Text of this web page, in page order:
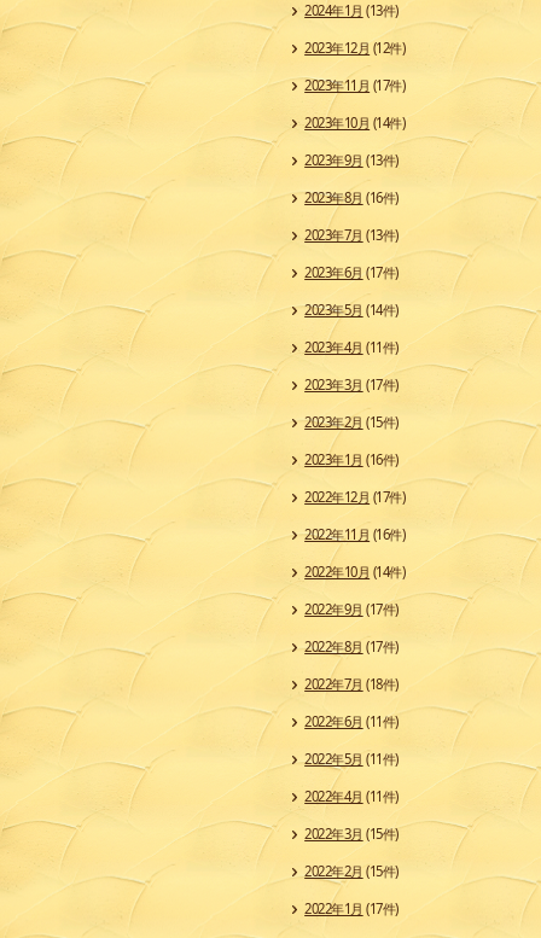
2024年1月 (13件)
2023年12月(12件)
2023年11月 (17件)
2023年10月 (14件)
2023年9月(13件)
2023年8月 (16件)
2023年7月 (13件)
2023年6月 (17件)
2023年5月 (14件)
2023年4月 (11件)
2023年3月 (17件)
2023年2月 (15件)
2023年1月 (16件)
2022年12月(17件)
2022年11月 (16件)
2022年10月 (14件)
2022年9月 (17件)
2022年8月 (17件)
2022年7月 (18件)
2022年6月 (11件)
2022年5月 (11件)
2022年4月 (11件)
2022年3月 (15件)
2022年2月 (15件)
2022年1月 (17件)